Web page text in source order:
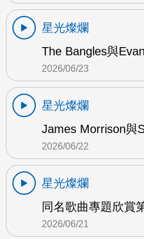
星光燦爛
The Bangles與
2026/06/23
星光燦爛
James Morrison與
2026/06/22
星光燦爛
同名歌曲專題欣賞
2026/06/21